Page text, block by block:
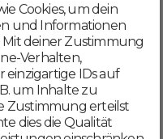
bestätigst du,
Cookies, um dein
und Informationen
Mit deiner Zustimmung
Verhalten,
IDs auf
um Inhalte zu
Zustimmung erteilst
dies die Qualität